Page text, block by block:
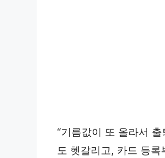
“기름값이 또 올라서
도 헷갈리고, 카드 등